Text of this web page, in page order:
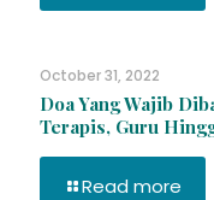
October 31, 2022
Doa Yang Wajib
Terapis, Guru
Read more